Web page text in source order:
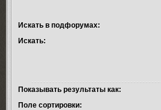
Искать в подфорумах:
Искать:
Показывать результаты как:
Поле сортировки: